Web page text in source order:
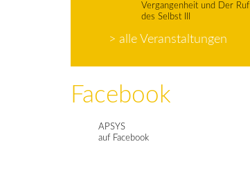
Vergangenheit und Der Ruf
des Selbst III
> alle Veranstaltungen
Facebook
APSYS
auf Facebook